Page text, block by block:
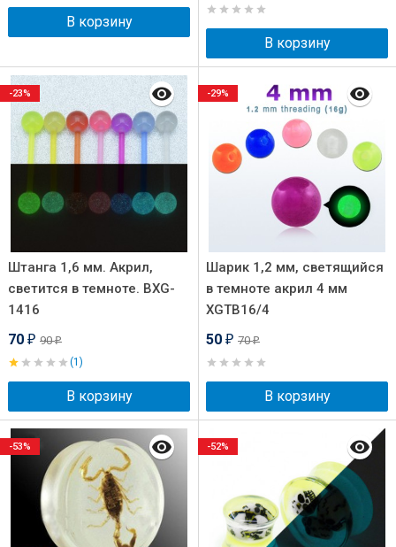
В корзину
В корзину
Штанга 1,6 мм. Акрил,
светится в темноте. BXG-
1416
70 ₽ 90₽
(1)
В корзину
-23%
Шарик 1,2 мм, светящийся
в темноте акрил 4 мм
XGTB16/4
50 ₽ 70₽
В корзину
-29%
-53% -52%